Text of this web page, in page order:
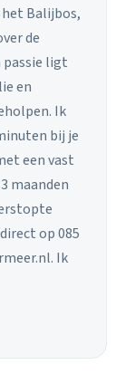
Balijbos,
de
passie ligt
en
Ik
bij je
een vast
maanden
op 085
Ik